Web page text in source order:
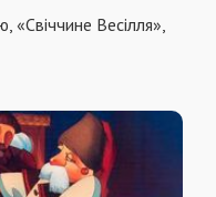
«Свіччине Весілля»,